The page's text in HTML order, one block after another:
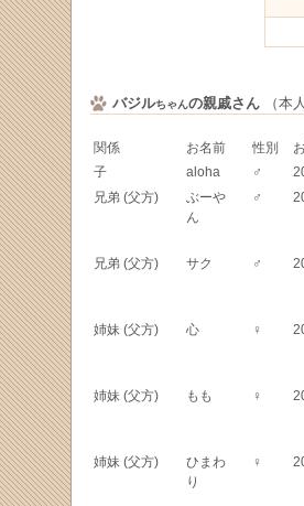
バジルちゃんの親戚さん（本
関係 お名前 性別
子
aloha ♂
兄弟 (父方)
ぶーや
ん
♂
兄弟 (父方) サク ♂
姉妹 (父方) 心 ♀
姉妹 (父方) もも ♀
姉妹 (父方)
ひまわ
り
♀